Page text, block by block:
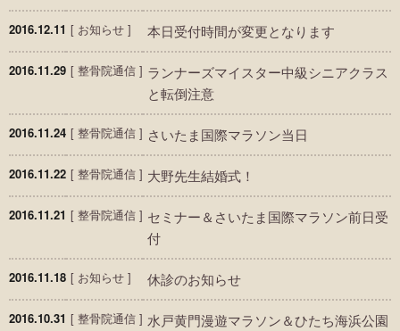
2016.12.11 [ お知らせ ] 本日受付時間が変更となります
2016.11.29 [ 整骨院通信 ] ランナーズマイスター中級シニアクラス
と転倒注意
2016.11.24 [ 整骨院通信 ] さいたま国際マラソン当日
2016.11.22 [ 整骨院通信 ] 大野先生結婚式！
2016.11.21 [ 整骨院通信 ] セミナー＆さいたま国際マラソン前日受
付
2016.11.18 [ お知らせ ] 休診のお知らせ
2016.10.31 [ 整骨院通信 ] 水戸黄門漫遊マラソン＆ひたち海浜公園